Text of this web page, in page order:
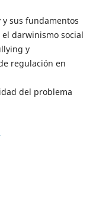
y sus fundamentos
darwinismo social
y
regulación en
del problema